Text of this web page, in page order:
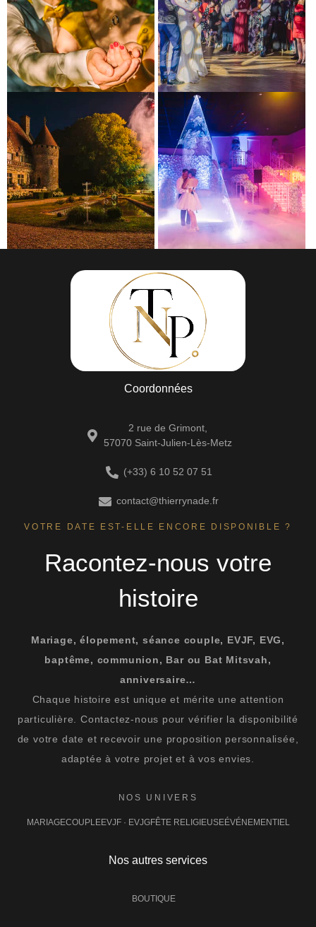
Coordonnées
2 rue de Grimont,
57070 Saint-Julien-Lès-Metz
(+33) 6 10 52 07 51
contact@thierrynade.fr
VOTRE DATE EST-ELLE ENCORE DISPONIBLE ?
Racontez-nous votre
histoire
Mariage, élopement, séance couple, EVJF, EVG,
baptême, communion, Bar ou Bat Mitsvah,
anniversaire…
Chaque histoire est unique et mérite une attention
particulière. Contactez-nous pour vérifier la disponibilité
de votre date et recevoir une proposition personnalisée,
adaptée à votre projet et à vos envies.
NOS UNIVERS
MARIAGECOUPLEEVJF · EVJGFÊTE RELIGIEUSEÉVÉNEMENTIEL
Nos autres services
BOUTIQUE